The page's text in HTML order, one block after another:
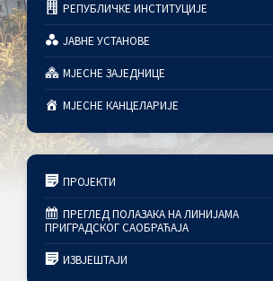
РЕПУБЛИЧКЕ ИНСТИТУЦИЈЕ
ЈАВНЕ УСТАНОВЕ
МЈЕСНЕ ЗАЈЕДНИЦЕ
МЈЕСНЕ КАНЦЕЛАРИЈЕ
ПРОЈЕКТИ
ПРЕГЛЕД ПОЛАЗАКА НА ЛИНИЈАМА
ПРИГРАДСКОГ САОБРАЋАЈА
ИЗВЈЕШТАЈИ